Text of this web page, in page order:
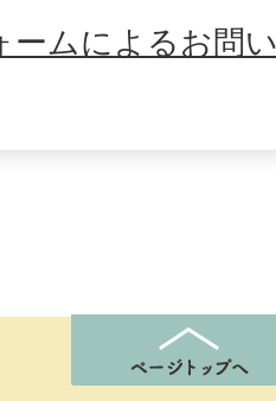
ームによるお問